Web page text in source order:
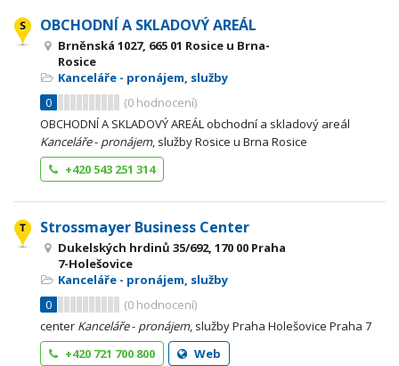
OBCHODNÍ A SKLADOVÝ AREÁL
Brněnská 1027, 665 01 Rosice u Brna-
Rosice
Kanceláře - pronájem, služby
0
(0 hodnocení)
OBCHODNÍ A SKLADOVÝ AREÁL obchodní a skladový areál
Kanceláře- pronájem, služby Rosice u Brna Rosice
+420 543 251 314
Strossmayer Business Center
Dukelských hrdinů 35/692, 170 00 Praha
7-Holešovice
Kanceláře - pronájem, služby
0
(0 hodnocení)
center Kanceláře- pronájem, služby Praha Holešovice Praha 7
+420 721 700 800
Web